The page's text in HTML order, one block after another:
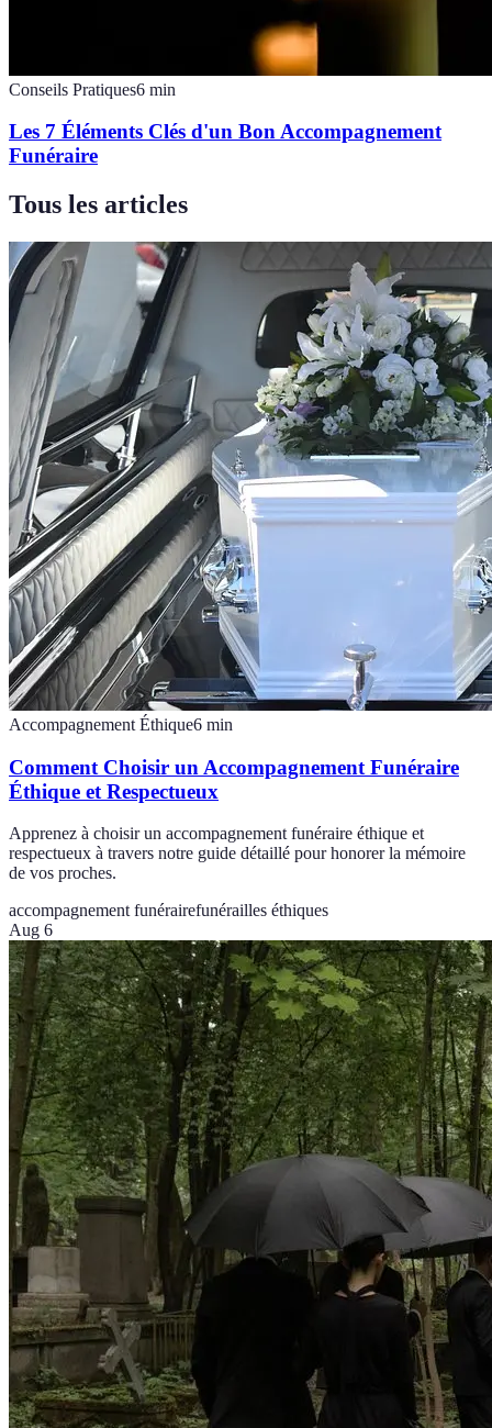
Conseils Pratiques6 min
Les 7 Éléments Clés d'un Bon Accompagnement
Funéraire
Tous les articles
Accompagnement Éthique6 min
Comment Choisir un Accompagnement Funéraire
Éthique et Respectueux
Apprenez à choisir un accompagnement funéraire éthique et
respectueux à travers notre guide détaillé pour honorer la mémoire
de vos proches.
accompagnement funérairefunérailles éthiques
Aug 6